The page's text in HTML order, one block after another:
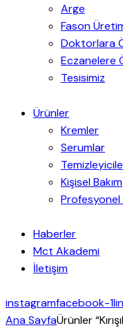
Arge
Fason
Doktorlara
Eczanelere
Tesisimiz
Ürünler
Kremler
Serumlar
Kişisel Bakım
Profesyonel
Haberler
Mct Akademi
İletişim
instagramfacebook-1
Ana SayfaÜrünler